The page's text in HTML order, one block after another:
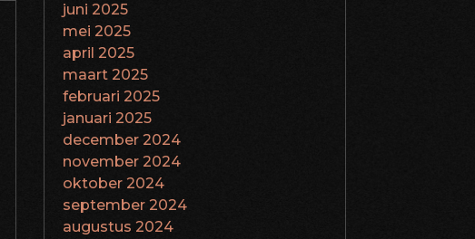
juni 2025
mei 2025
april 2025
maart 2025
februari 2025
januari 2025
december 2024
november 2024
oktober 2024
september 2024
augustus 2024